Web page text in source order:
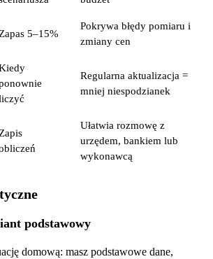
Zapas 5–15%
Pokrywa błędy pomiaru i
zmiany cen
Regularna aktualizacja =
mniej niespodzianek
Zapis
Ułatwia rozmowę z
urzędem, bankiem lub
wykonawcą
podstawowy
domową: masz podstawowe dane,